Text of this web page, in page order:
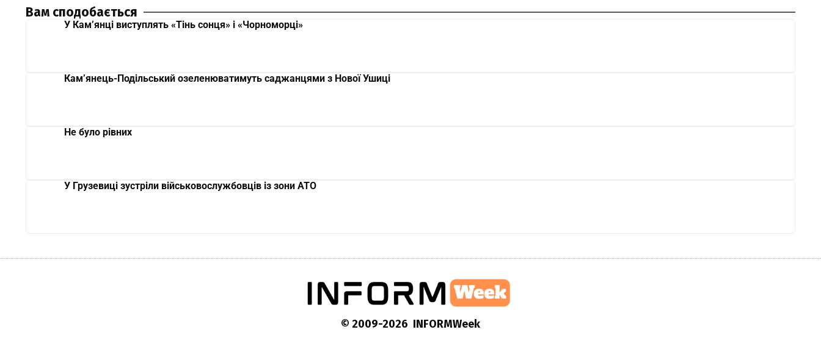
Вам сподобається
У Кам’янці виступлять «Тінь сонця» і «Чорноморці»
Кам’янець-Подільський озеленюватимуть саджанцями з Нової Ушиці
Не було рівних
У Грузевиці зустріли військовослужбовців із зони АТО
© 2009-2026 INFORMWeek